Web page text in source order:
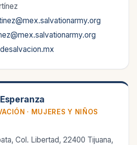
· MUJERES Y NIÑOS
Col. Libertad, 22400 Tijuana,